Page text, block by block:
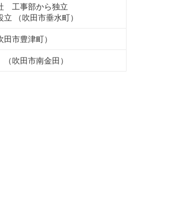
工事部から独立
（吹田市垂水町）
市豊津町）
吹田市南金田）